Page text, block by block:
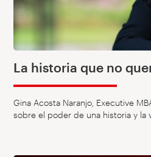
La historia que no
Gina Acosta Naranjo, Executive
sobre el poder de una historia y la